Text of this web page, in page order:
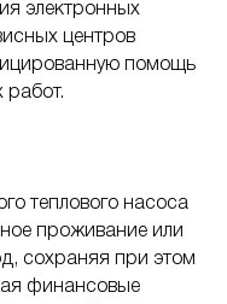
электронных
центров
помощь
работ.
теплового насоса
проживание или
сохраняя при этом
финансовые